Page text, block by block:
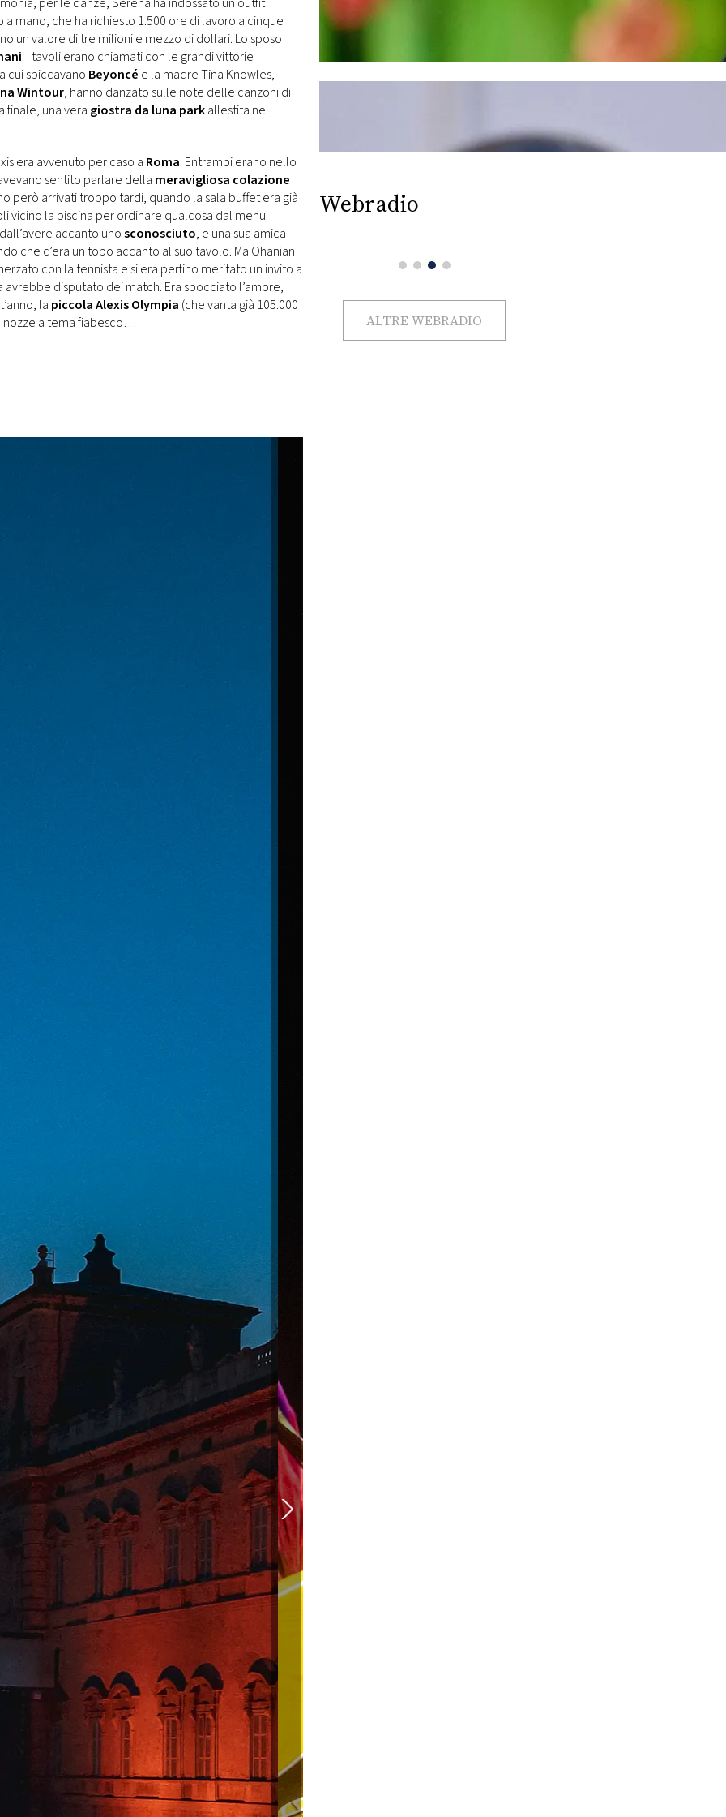
mano, che ha richiesto 1.500 ore di lavoro a cinque
un valore di tre milioni e mezzo di dollari. Lo sposo
. I tavoli erano chiamati con le grandi vittorie
cui spiccavano Beyoncé e la madre Tina Knowles,
Wintour, hanno danzato sulle note delle canzoni di
finale, una vera giostra da luna parkallestita nel
era avvenuto per caso a Roma. Entrambi erano nello
sentito parlare della meravigliosa colazione
però arrivati troppo tardi, quando la sala buffet era già
vicino la piscina per ordinare qualcosa dal menu.
accanto unosconosciuto, e una sua amica
che c’era un topo accanto al suo tavolo. Ma Ohanian
con la tennista e si era perfino meritato un invito a
disputato dei match. Era sbocciato l’amore,
la piccola Alexis Olympia (che vanta già 105.000
nozze a tema fiabesco…
Webradio
ALTRE WEBRADIO